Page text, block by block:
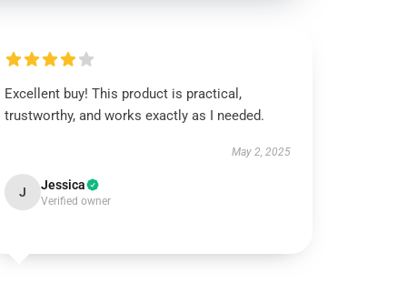
Excellent buy! This product is practical,
trustworthy, and works exactly as I needed.
May 2, 2025
J Jessica
Verified owner